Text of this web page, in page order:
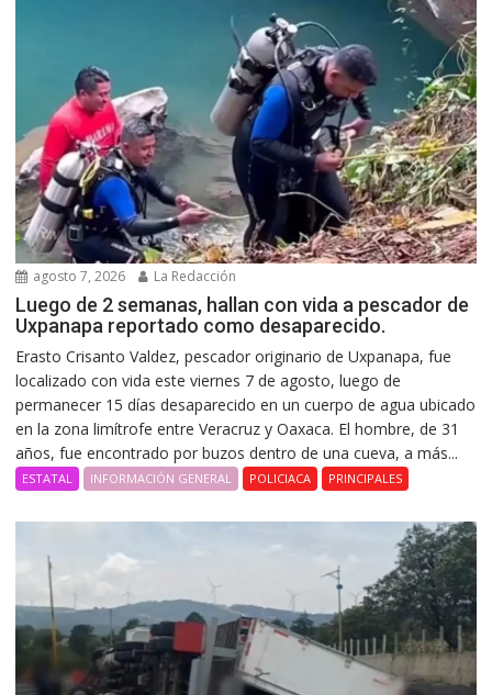
agosto 7, 2026 La Redacción
Luego de 2 semanas, hallan con vida a pescador de
Uxpanapa reportado como desaparecido.
Erasto Crisanto Valdez, pescador originario de Uxpanapa, fue
localizado con vida este viernes 7 de agosto, luego de
permanecer 15 días desaparecido en un cuerpo de agua ubicado
en la zona limítrofe entre Veracruz y Oaxaca. El hombre, de 31
años, fue encontrado por buzos dentro de una cueva, a más...
ESTATAL INFORMACIÓN GENERAL POLICIACA PRINCIPALES